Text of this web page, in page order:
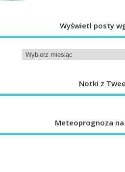
Wyświetl posty
Notki z
Meteoprognoza